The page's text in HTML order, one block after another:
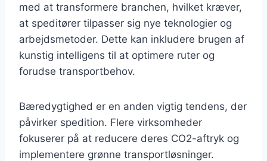
med at transformere branchen, hvilket kræver,
at speditører tilpasser sig nye teknologier og
arbejdsmetoder. Dette kan inkludere brugen af
kunstig intelligens til at optimere ruter og
forudse transportbehov.
Bæredygtighed er en anden vigtig tendens, der
påvirker spedition. Flere virksomheder
fokuserer på at reducere deres CO2-aftryk og
implementere grønne transportløsninger.